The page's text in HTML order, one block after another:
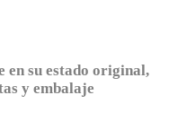
en su estado original,
y embalaje